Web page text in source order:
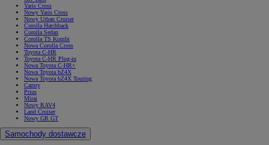
Yaris Cross
Nowy Yaris Cross
Nowy Urban Cruiser
Corolla Hatchback
Corolla Sedan
Corolla TS Kombi
Nowa Corolla Cross
Toyota C-HR
Toyota C-HR Plug-in
Nowa Toyota C-HR+
Nowa Toyota bZ4X
Nowa Toyota bZ4X Touring
Camry
Prius
Mirai
Nowy RAV4
Land Cruiser
Nowy GR GT
Samochody dostawcze